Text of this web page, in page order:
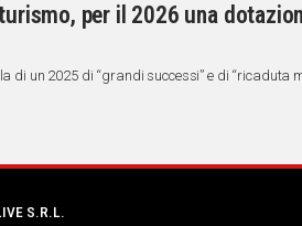
per il 2026 una
di un 2025 di “grandi successi” e di “ricaduta
S.R.L.